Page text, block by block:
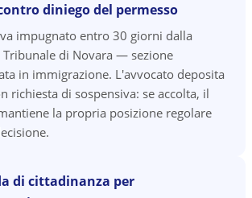
diniego del permesso
impugnato entro 30 giorni dalla
Tribunale di Novara — sezione
in immigrazione. L'avvocato deposita
richiesta di sospensiva: se accolta, il
la propria posizione regolare
di cittadinanza per